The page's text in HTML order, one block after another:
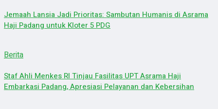
Jemaah Lansia Jadi Prioritas: Sambutan Humanis di Asrama
Haji Padang untuk Kloter 5 PDG
Berita
Staf Ahli Menkes RI Tinjau Fasilitas UPT Asrama Haji
Embarkasi Padang, Apresiasi Pelayanan dan Kebersihan